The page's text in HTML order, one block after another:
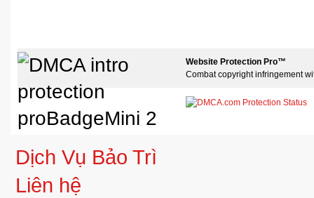
Website Protection Pro™
Combat copyright infringement
Dịch Vụ Bảo Trì
Liên hệ